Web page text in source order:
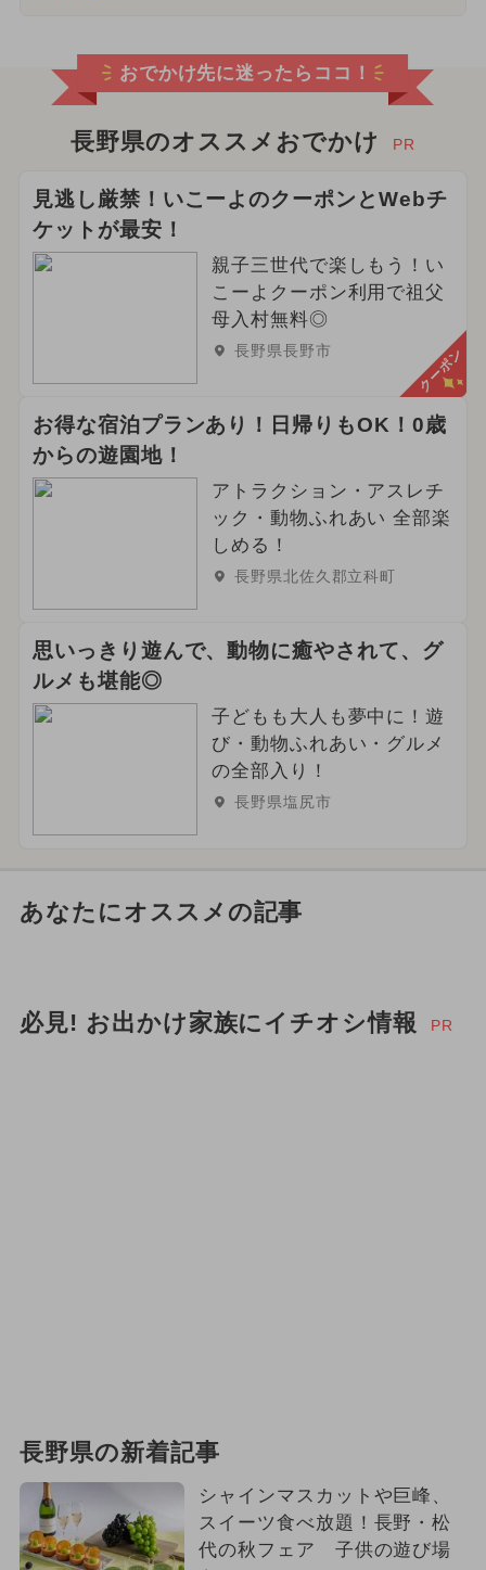
おでかけ先に迷ったらココ！
長野県のオススメおでかけ PR
見逃し厳禁！いこーよのクーポンとWebチ
ケットが最安！
親子三世代で楽しもう！い
こーよクーポン利用で祖父
母入村無料◎
長野県長野市 クーポン
お得な宿泊プランあり！日帰りもOK！0歳
からの遊園地！
アトラクション・アスレチ
ック・動物ふれあい 全部楽
しめる！
長野県北佐久郡立科町
思いっきり遊んで、動物に癒やされて、グ
ルメも堪能◎
子どもも大人も夢中に！遊
び・動物ふれあい・グルメ
の全部入り！
長野県塩尻市
あなたにオススメの記事
必見! お出かけ家族にイチオシ情報 PR
長野県の新着記事
シャインマスカットや巨峰、
スイーツ食べ放題！長野・松
代の秋フェア 子供の遊び場